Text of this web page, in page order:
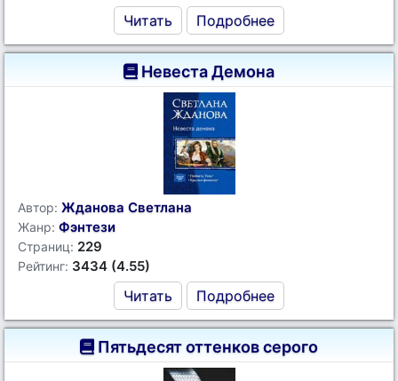
Читать Подробнее
Невеста Демона
Автор: Жданова Светлана
Жанр: Фэнтези
Страниц: 229
Рейтинг: 3434 (4.55)
Читать Подробнее
Пятьдесят оттенков серого